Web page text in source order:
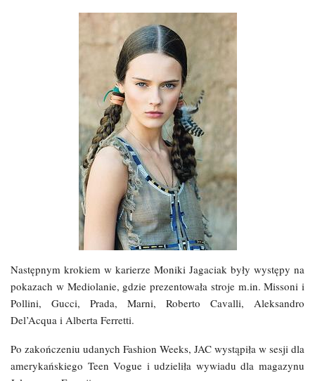
Następnym krokiem w karierze Moniki Jagaciak były występy na
pokazach w Mediolanie, gdzie prezentowała stroje m.in. Missoni i
Pollini, Gucci, Prada, Marni, Roberto Cavalli, Aleksandro
Del’Acqua i Alberta Ferretti.
Po zakończeniu udanych Fashion Weeks, JAC wystąpiła w sesji dla
amerykańskiego Teen Vogue i udzieliła wywiadu dla magazynu